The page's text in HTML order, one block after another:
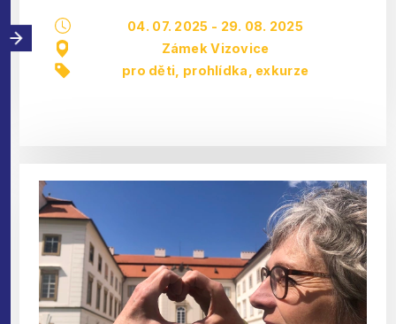
04. 07. 2025 - 29. 08. 2025
Zámek Vizovice
pro děti prohlídka, exkurze